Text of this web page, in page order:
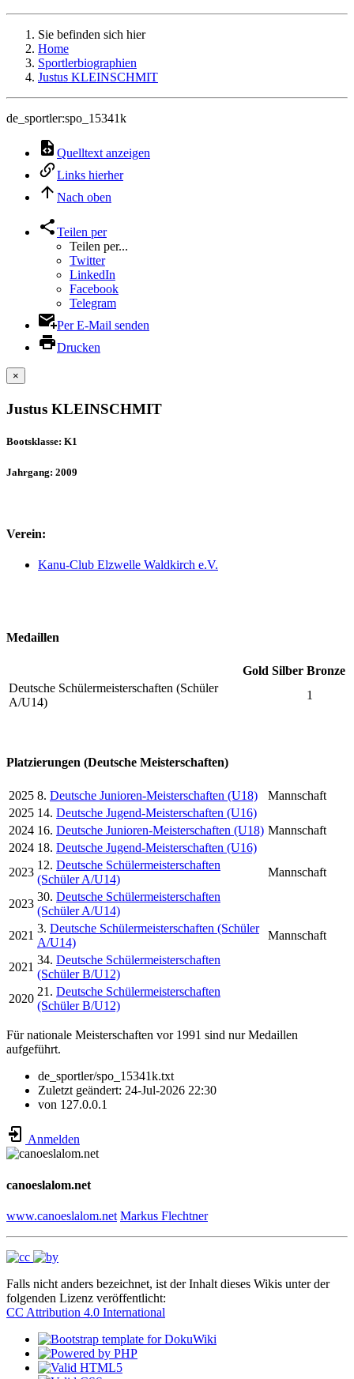
Sie befinden sich hier
Home
Sportlerbiographien
Justus KLEINSCHMIT
de_sportler:spo_15341k
Quelltext anzeigen
Links hierher
Nach oben
Teilen per
Teilen per...
Twitter
LinkedIn
Facebook
Telegram
Per E-Mail senden
Drucken
×
Justus KLEINSCHMIT
Bootsklasse: K1
Jahrgang: 2009
Verein:
Kanu-Club Elzwelle Waldkirch e.V.
Medaillen
Gold Silber Bronze
Deutsche Schülermeisterschaften (Schüler
A/U14)
1
Platzierungen (Deutsche Meisterschaften)
2025 8. Deutsche Junioren-Meisterschaften (U18)
Mannschaft
2025 14. Deutsche Jugend-Meisterschaften (U16)
2024 16. Deutsche Junioren-Meisterschaften (U18) Mannschaft
2024 18. Deutsche Jugend-Meisterschaften (U16)
2023
12. Deutsche Schülermeisterschaften
(Schüler A/U14)
Mannschaft
2023
30. Deutsche Schülermeisterschaften
(Schüler A/U14)
2021
3. Deutsche Schülermeisterschaften (Schüler
A/U14)
Mannschaft
2021
34. Deutsche Schülermeisterschaften
(Schüler B/U12)
2020
21. Deutsche Schülermeisterschaften
(Schüler B/U12)
Für nationale Meisterschaften vor 1991 sind nur Medaillen
aufgeführt.
de_sportler/spo_15341k.txt
Zuletzt geändert: 24-Jul-2026 22:30
von 127.0.0.1
Anmelden
canoeslalom.net
www.canoeslalom.net Markus Flechtner
Falls nicht anders bezeichnet, ist der Inhalt dieses Wikis unter der
folgenden Lizenz veröffentlicht:
CC Attribution 4.0 International